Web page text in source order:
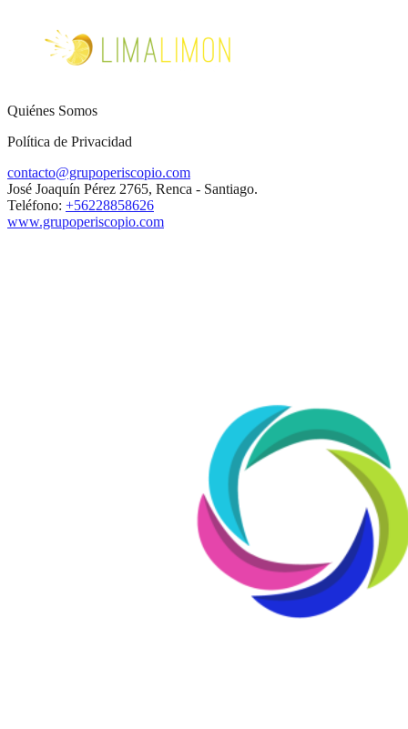
Quiénes Somos
Política de Privacidad
contacto@grupoperiscopio.com
José Joaquín Pérez 2765, Renca - Santiago.
Teléfono: +56228858626
www.grupoperiscopio.com